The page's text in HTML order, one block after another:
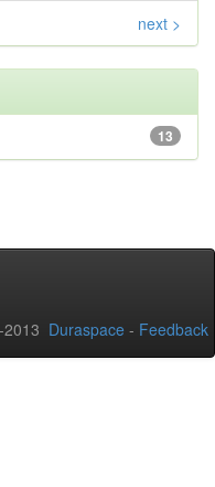
next >
13
Duraspace - Feedback